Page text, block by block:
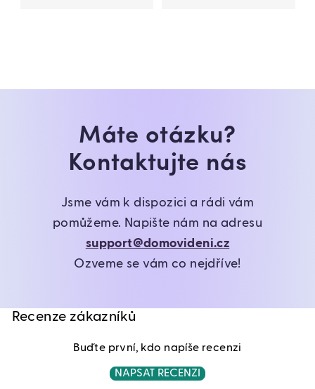
Máte otázku?
Kontaktujte nás
Jsme vám k dispozici a rádi vám
pomůžeme. Napište nám na adresu
support@domovideni.cz
Ozveme se vám co nejdříve!
Recenze zákazníků
Buďte první, kdo napíše recenzi
NAPSAT RECENZI